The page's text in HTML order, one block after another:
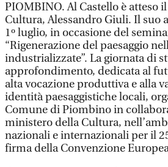
PIOMBINO. Al Castello è atteso
Cultura, Alessandro Giuli. Il suo
1º luglio, in occasione del
“Rigenerazione del paesaggio
industrializzate”. La giornata di
approfondimento, dedicata al
alta vocazione produttiva e alla
identità paesaggistiche locali,
Comune di Piombino in
ministero della Cultura,
nazionali e internazionali per il
firma della Convenzione